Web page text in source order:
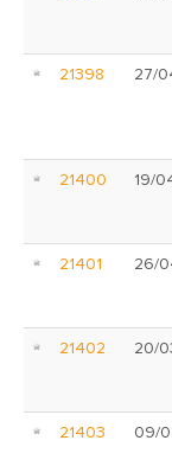
21398 27/
21400 19/
21401 26/
21402 20/
21403 09/